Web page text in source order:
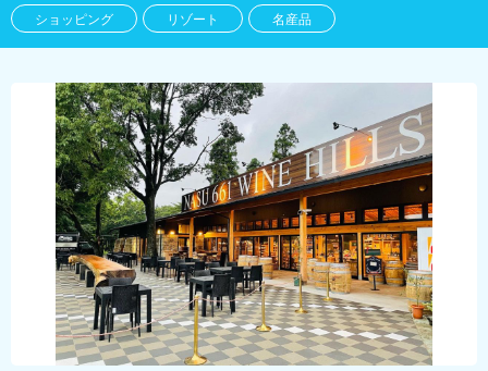
ショッピング リゾート 名産品